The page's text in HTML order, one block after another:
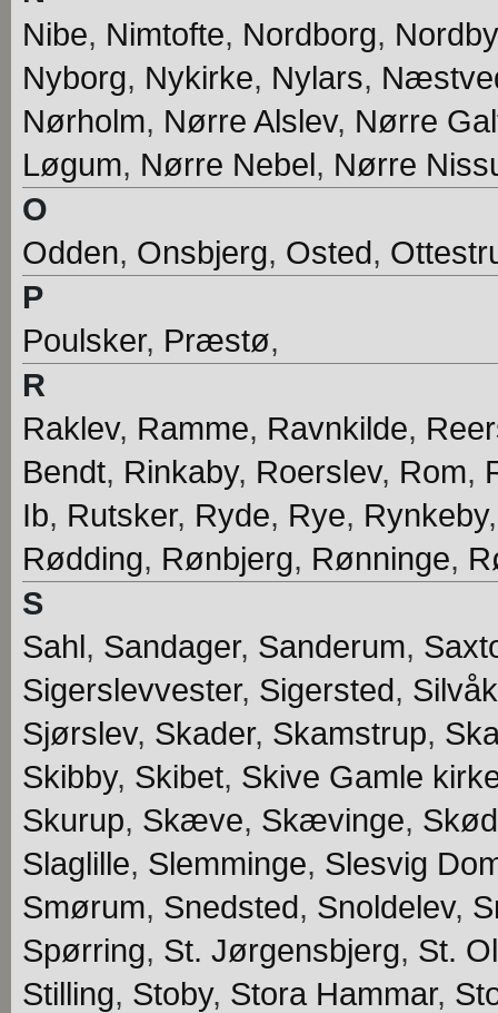
Nibe, Nimtofte, Nordborg, Nordby
Nyborg, Nykirke, Nylars,
Nørholm, Nørre Alslev, Nørre
Løgum, Nørre Nebel, Nørre
O
Odden, Onsbjerg, Osted,
P
Poulsker, Præstø,
R
Raklev, Ramme, Ravnkilde,
Bendt, Rinkaby, Roerslev, Rom,
Ib, Rutsker, Ryde, Rye, Rynkeby
Rødding, Rønbjerg, Rønninge,
S
Sahl, Sandager, Sanderum,
Sigerslevvester, Sigersted,
Sjørslev, Skader, Skamstrup,
Skibby, Skibet, Skive Gamle
Skurup, Skæve, Skævinge,
Slaglille, Slemminge, Slesvig
Smørum, Snedsted, Snoldelev,
Spørring, St. Jørgensbjerg, St.
Stilling, Stoby, Stora Hammar,